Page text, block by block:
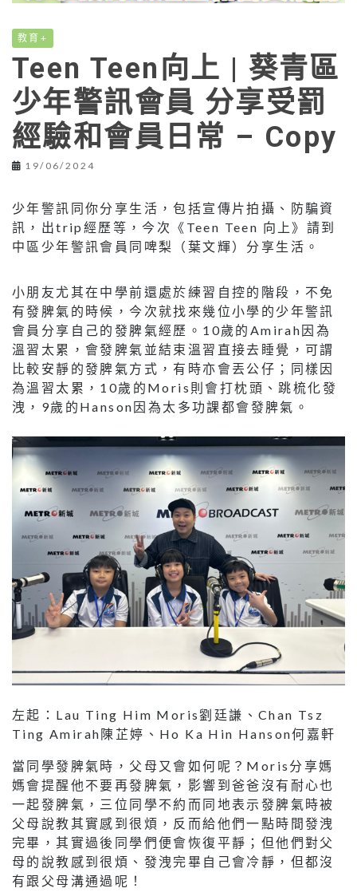
教育+
Teen Teen向上 | 葵青區
少年警訊會員 分享受罰
經驗和會員日常 – Copy
19/06/2024
少年警訊同你分享生活，包括宣傳片拍攝、防騙資
訊，出trip經歷等，今次《Teen Teen 向上》請到
中區少年警訊會員同啤梨（葉文輝）分享生活。
小朋友尤其在中學前還處於練習自控的階段，不免
有發脾氣的時候，今次就找來幾位小學的少年警訊
會員分享自己的發脾氣經歷。10歲的Amirah因為
溫習太累，會發脾氣並結束溫習直接去睡覺，可謂
比較安靜的發脾氣方式，有時亦會丟公仔；同樣因
為溫習太累，10歲的Moris則會打枕頭、跳梳化發
洩，9歲的Hanson因為太多功課都會發脾氣。
左起：Lau Ting Him Moris劉廷謙、Chan Tsz
Ting Amirah陳芷婷、Ho Ka Hin Hanson何嘉軒
當同學發脾氣時，父母又會如何呢？Moris分享媽
媽會提醒他不要再發脾氣，影響到爸爸沒有耐心也
一起發脾氣，三位同學不約而同地表示發脾氣時被
父母說教其實感到很煩，反而給他們一點時間發洩
完畢，其實過後同學們便會恢復平靜；但他們對父
母的說教感到很煩、發洩完畢自己會冷靜，但都沒
有跟父母溝通過呢！